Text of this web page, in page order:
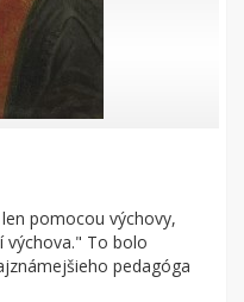
pomocou výchovy,
výchova." To bolo
pedagóga